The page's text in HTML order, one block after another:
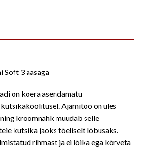
Soft 3 aasaga
on koera asendamatu
Ajamitöö on üles
kroomnahk muudab selle
kutsika jaoks tõeliselt lõbusaks.
rihmast ja ei lõika ega kõrveta